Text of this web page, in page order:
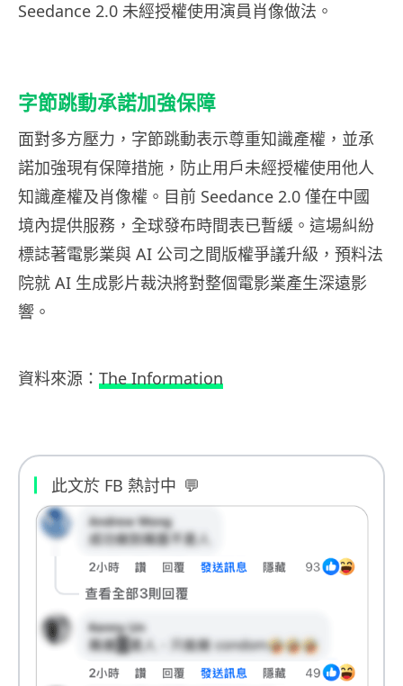
Seedance 2.0 未經授權使用演員肖像做法。
字節跳動承諾加強保障
面對多方壓力，字節跳動表示尊重知識產權，並承
諾加強現有保障措施，防止用戶未經授權使用他人
知識產權及肖像權。目前 Seedance 2.0 僅在中國
境內提供服務，全球發布時間表已暫緩。這場糾紛
標誌著電影業與 AI 公司之間版權爭議升級，預料法
院就 AI 生成影片裁決將對整個電影業產生深遠影
響。
資料來源： The Information
此文於 FB 熱討中 💬